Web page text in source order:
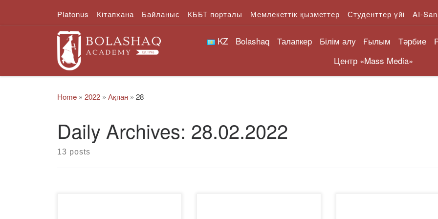
Skip to contentPlatonus Кітапхана Байланыс КББТ порталы Мемлекеттік қызметтер Студенттер үйі AI-
KZ Bolashaq Талапкер Білім алу Ғылым Тәрбие
Центр «Mass Media»
Home » 2022 » Ақпан » 28
Daily Archives: 28.02.2022
13 posts